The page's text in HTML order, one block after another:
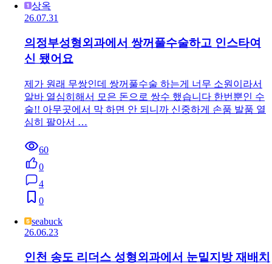
상옥
26.07.31
의정부성형외과에서 쌍꺼풀수술하고 인스타여
신 됐어요
제가 원래 무쌍인데 쌍꺼풀수술 하는게 너무 소원이라서
알바 열심히해서 모은 돈으로 쌍수 했습니다 한번뿐인 수
술!! 아무곳에서 막 하면 안 되니까 신중하게 손품 발품 열
심히 팔아서 …
60
0
4
0
seabuck
26.06.23
인천 송도 리더스 성형외과에서 눈밑지방 재배치